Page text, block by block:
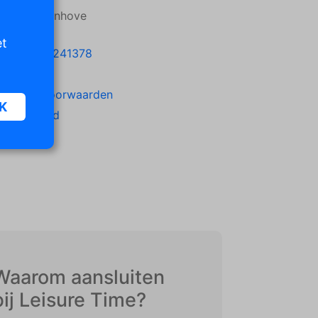
Vollenhove
(0) 527-241378
voorwaarden
aanbod
aansluiten
Leisure Time?
te
die